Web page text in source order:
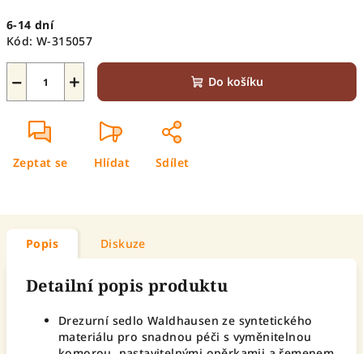
cena:
6-14 dní
Kód: W-315057
+
− Do košíku
Zeptat se Hlídat Sdílet
Popis Diskuze
Detailní popis produktu
Drezurní sedlo Waldhausen ze syntetického
materiálu pro snadnou péči s vyměnitelnou